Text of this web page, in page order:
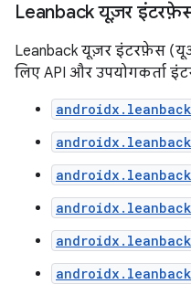
Leanback यूज़र
Leanback यूज़र इंटरफ़ेस
लिए API और उपयोगकर्ता